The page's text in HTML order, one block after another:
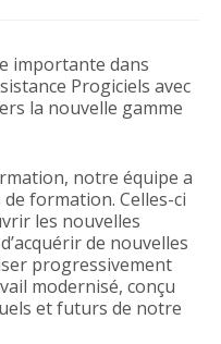
importante dans
Progiciels avec
la nouvelle gamme
notre équipe a
formation. Celles-ci
les nouvelles
de nouvelles
progressivement
modernisé, conçu
et futurs de notre